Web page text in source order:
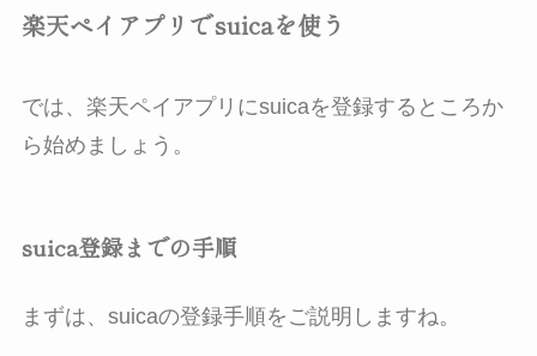
楽天ペイアプリでsuicaを使う
では、楽天ペイアプリにsuicaを登録するところか
ら始めましょう。
suica登録までの手順
まずは、suicaの登録手順をご説明しますね。